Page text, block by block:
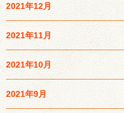
2021年12月
2021年11月
2021年10月
2021年9月